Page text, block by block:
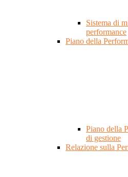
Sistema di
performance
Piano della
Piano della
di gestione
Relazione sulla